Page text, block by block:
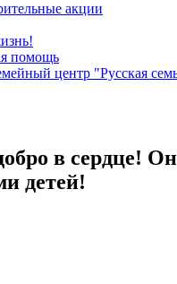
акции
помощь
центр "Русская
в сердце!
детей!